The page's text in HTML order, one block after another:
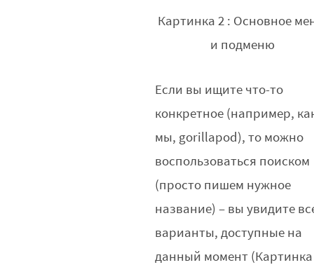
Картинка 2 : Основное
и подменю
Если вы ищите что-то
конкретное (например,
мы, gorillapod), то можно
воспользоваться поиском
(просто пишем нужное
название) – вы увидите
варианты, доступные на
данный момент